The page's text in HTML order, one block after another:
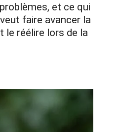
et ce qui
faire avancer la
le réélire lors de la